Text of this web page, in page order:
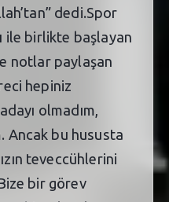
dedi.Spor
ile birlikte başlayan
notlar paylaşan
hepiniz
olmadım,
Ancak bu hususta
teveccühlerini
bir görev